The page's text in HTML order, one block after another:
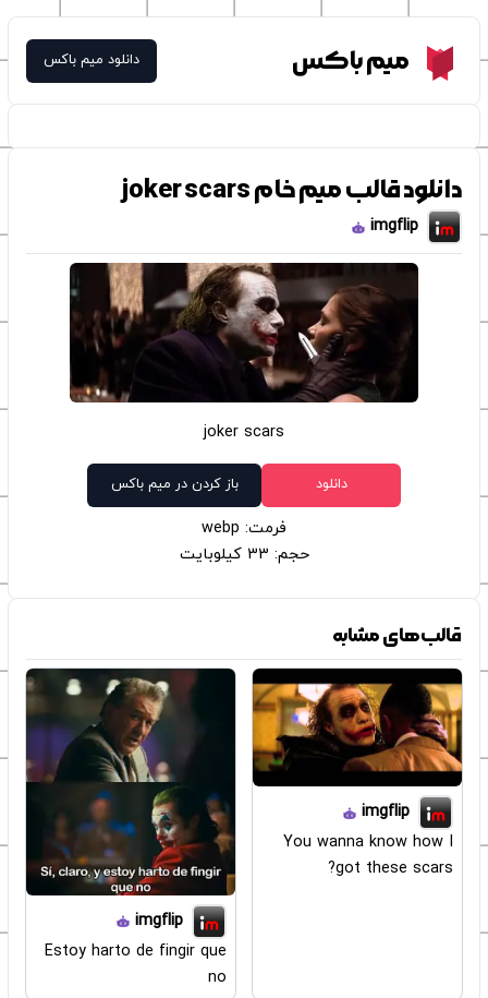
Meme Boxمیم باکس دانلود میم باکس
دانلود قالب میم خام joker scars
imgflip
joker scars
دانلود باز کردن در میم باکس
فرمت: webp
حجم: 33 کیلوبایت
قالب‌های مشابه
imgflip
You wanna know how I
got these scars?
imgflip
Estoy harto de fingir que
no